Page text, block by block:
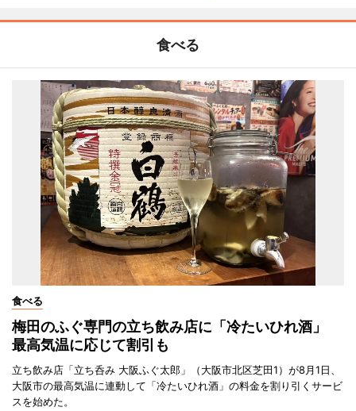
食べる
食べる
梅田のふぐ専門の立ち飲み店に「冷たいひれ酒」
最高気温に応じて割引も
立ち飲み店「立ち呑み 大阪ふぐ太郎」（大阪市北区芝田1）が8月1日、
大阪市の最高気温に連動して「冷たいひれ酒」の料金を割り引くサービ
スを始めた。